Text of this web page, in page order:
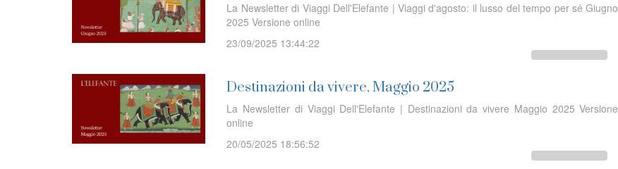
La Newsletter di Viaggi Dell'Elefante | Viaggi d'agosto: il lusso del tempo per sé Giugno
2025 Versione online
23/09/2025 13:44:22
Destinazioni da vivere, Maggio 2025
La Newsletter di Viaggi Dell'Elefante | Destinazioni da vivere Maggio 2025 Versione
online
20/05/2025 18:56:52